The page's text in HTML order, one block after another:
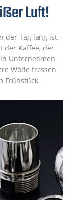
Luft!
der Tag lang ist.
der Kaffee, der
Unternehmen
Wölfe fressen
Frühstück.